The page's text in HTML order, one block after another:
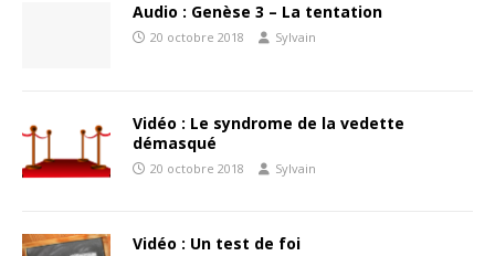
Audio : Genèse 3 – La tentation
20 octobre 2018 Sylvain
Vidéo : Le syndrome de la vedette
démasqué
20 octobre 2018 Sylvain
Vidéo : Un test de foi